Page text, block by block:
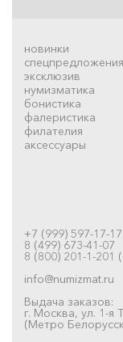
новинки
спецпредложения
эксклюзив
нумизматика
бонистика
фалеристика
филателия
аксессуары
+7 (999) 597-17-17
8 (499) 673-41-07
8 (800) 201-1-201
info@numizmat.ru
Выдача заказов:
г. Москва, ул. 1-я
(Метро